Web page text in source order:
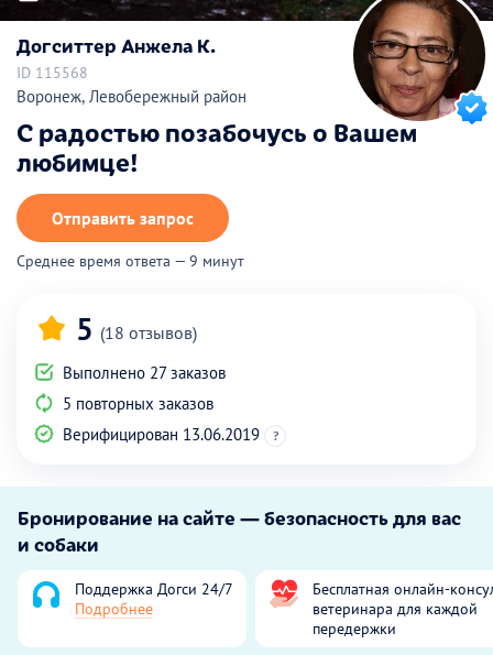
Догситтер Анжела К.
ID 115568
Воронеж, Левобережный район
С радостью позабочусь о Вашем
любимце!
Отправить запрос
Среднее время ответа — 9 минут
5 (18 отзывов)
Выполнено 27 заказов
5 повторных заказов
Верифицирован 13.06.2019
?
Бронирование на сайте — безопасность для вас
и собаки
Поддержка Догси 24/7
Подробнее
Бесплатная онлайн-
ветеринара для каждой
передержки